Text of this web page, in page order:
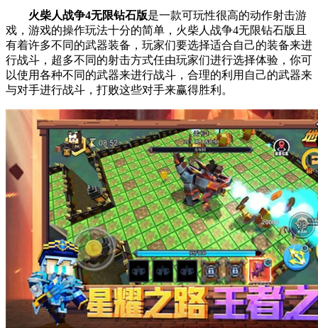
火柴人战争4无限钻石版是一款可玩性很高的动作射击游
戏，游戏的操作玩法十分的简单，火柴人战争4无限钻石版且
有着许多不同的武器装备，玩家们要选择适合自己的装备来进
行战斗，超多不同的射击方式任由玩家们进行选择体验，你可
以使用各种不同的武器来进行战斗，合理的利用自己的武器来
与对手进行战斗，打败这些对手来赢得胜利。